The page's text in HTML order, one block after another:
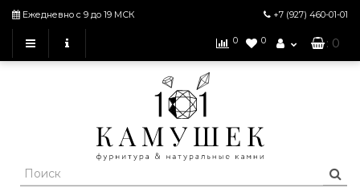
Ежедневно с 9 до 19 МСК +7 (927) 460-01-01
0 0 : 0